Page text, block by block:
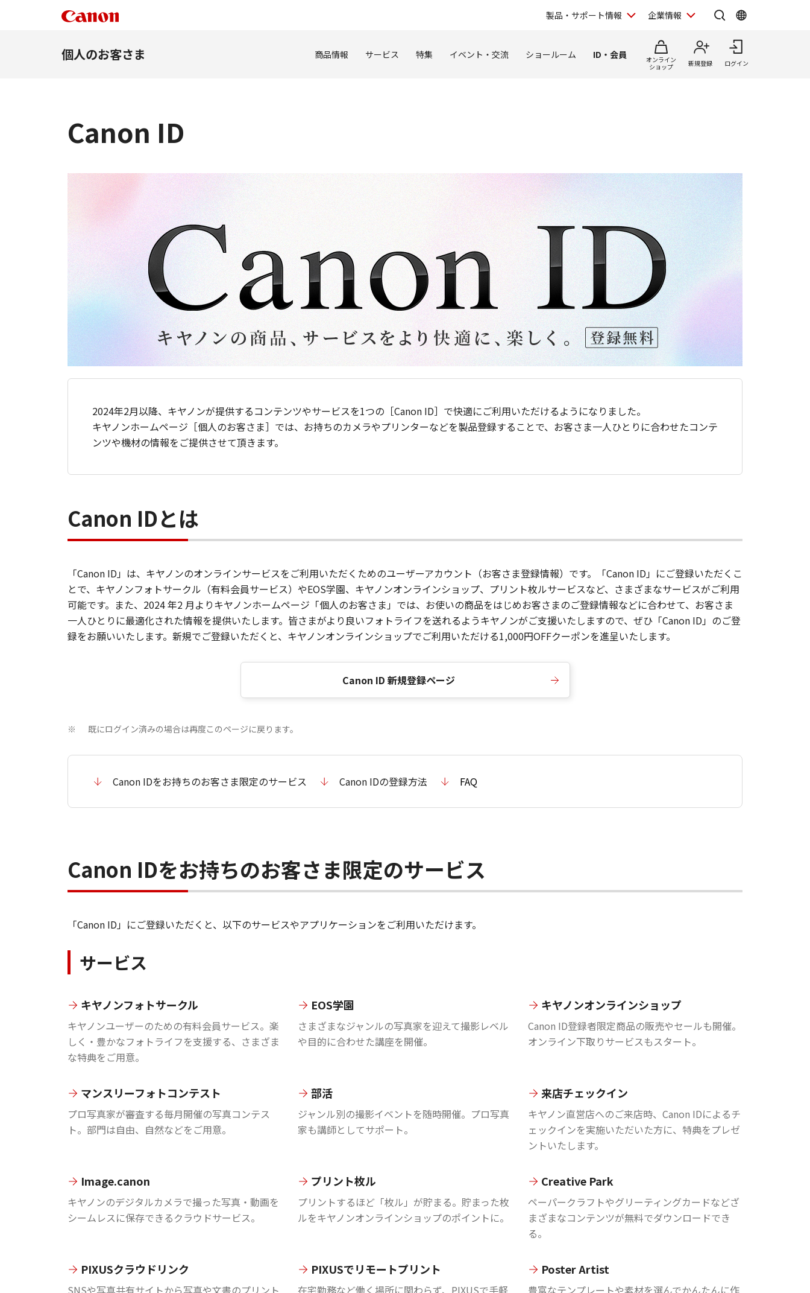
製品・サポート情報 企業情報
個人のお客さま 商品情報 サービス 特集 イベント・交流 ショールーム ID・会員
オンライン
ショップ
新規登録 ログイン
Canon ID
2024年2月以降、キヤノンが提供するコンテンツやサービスを1つの［Canon ID］で快適にご利用いただけるようになりました。
キヤノンホームページ［個人のお客さま］では、お持ちのカメラやプリンターなどを製品登録することで、お客さま一人ひとりに合わせたコンテ
ンツや機材の情報をご提供させて頂きます。
Canon IDとは
「Canon ID」は、キヤノンのオンラインサービスをご利用いただくためのユーザーアカウント（お客さま登録情報）です。「Canon ID」にご登録いただくこ
とで、キヤノンフォトサークル（有料会員サービス）やEOS学園、キヤノンオンラインショップ、プリント枚ルサービスなど、さまざまなサービスがご利用
可能です。また、2024 年2 月よりキヤノンホームページ「個人のお客さま」では、お使いの商品をはじめお客さまのご登録情報などに合わせて、お客さま
一人ひとりに最適化された情報を提供いたします。皆さまがより良いフォトライフを送れるようキヤノンがご支援いたしますので、ぜひ「Canon ID」のご登
録をお願いいたします。新規でご登録いただくと、キヤノンオンラインショップでご利用いただける1,000円OFFクーポンを進呈いたします。
Canon ID 新規登録ページ
※ 既にログイン済みの場合は再度このページに戻ります。
Canon IDをお持ちのお客さま限定のサービス Canon IDの登録方法 FAQ
Canon IDをお持ちのお客さま限定のサービス
「Canon ID」にご登録いただくと、以下のサービスやアプリケーションをご利用いただけます。
サービス
キヤノンフォトサークル
キヤノンユーザーのための有料会員サービス。楽
しく・豊かなフォトライフを支援する、さまざま
な特典をご用意。
EOS学園
さまざまなジャンルの写真家を迎えて撮影レベル
や目的に合わせた講座を開催。
キヤノンオンラインショップ
Canon ID登録者限定商品の販売やセールも開催。
オンライン下取りサービスもスタート。
マンスリーフォトコンテスト
プロ写真家が審査する毎月開催の写真コンテス
ト。部門は自由、自然などをご用意。
部活
ジャンル別の撮影イベントを随時開催。プロ写真
家も講師としてサポート。
来店チェックイン
キヤノン直営店へのご来店時、Canon IDによるチ
ェックインを実施いただいた方に、特典をプレゼ
ントいたします。
Image.canon
キヤノンのデジタルカメラで撮った写真・動画を
シームレスに保存できるクラウドサービス。
プリント枚ル
プリントするほど「枚ル」が貯まる。貯まった枚
ルをキヤノンオンラインショップのポイントに。
Creative Park
ペーパークラフトやグリーティングカードなどざ
まざまなコンテンツが無料でダウンロードでき
る。
PIXUSクラウドリンク
SNSや写真共有サイトから写真や文書のプリント
PIXUSでリモートプリント
在宅勤務など働く場所に関わらず、PIXUSで手軽
Poster Artist
豊富なテンプレートや素材を選んでかんたんに作